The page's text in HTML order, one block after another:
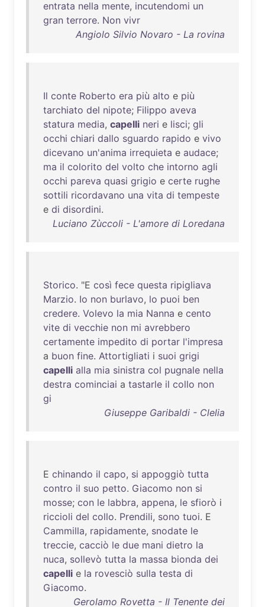
entrata nella mente, incutendomi un
gran terrore. Non vivr
Angiolo Silvio Novaro - La rovina
Il conte Roberto era più alto e più
tarchiato del nipote; Filippo aveva
statura media, capelli neri e lisci; gli
occhi chiari dallo sguardo rapido e vivo
dicevano un'anima irrequieta e audace;
ma il colorito del volto che intorno agli
occhi pareva quasi grigio e certe rughe
sottili ricordavano una vita di tempeste
e di disordini.
Luciano Zùccoli - L'amore di Loredana
Storico. "E così fece questa ripigliava
Marzio. Io non burlavo, lo puoi ben
credere. Volevo la mia Nanna e cento
vite di vecchie non mi avrebbero
certamente impedito di portar l'impresa
a buon fine. Attortigliati i suoi grigi
capelli alla mia sinistra col pugnale nella
destra cominciai a tastarle il collo non
gi
Giuseppe Garibaldi - Clelia
E chinando il capo, si appoggiò tutta
contro il suo petto. Giacomo non si
mosse; con le labbra, appena, le sfiorò i
riccioli del collo. Prendili, sono tuoi. E
Cammilla, rapidamente, snodate le
treccie, cacciò le due mani dietro la
nuca, sollevò tutta la massa bionda dei
capelli e la rovesciò sulla testa di
Giacomo.
Gerolamo Rovetta - Il Tenente dei